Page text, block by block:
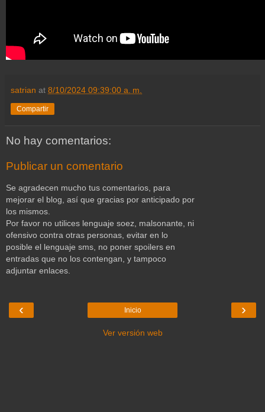
satrian at 8/10/2024 09:39:00 a. m.
Compartir
No hay comentarios:
Publicar un comentario
Se agradecen mucho tus comentarios, para
mejorar el blog, así que gracias por anticipado por
los mismos.
Por favor no utilices lenguaje soez, malsonante, ni
ofensivo contra otras personas, evitar en lo
posible el lenguaje sms, no poner spoilers en
entradas que no los contengan, y tampoco
adjuntar enlaces.
‹ ›
Inicio
Ver versión web